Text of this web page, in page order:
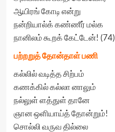
ஆயிரங் கோடி என்று
நன்றியால்க் கண்ணீர் மல்க
நானிலம் கூறக் கேட்டேன்! (74)
பற்றறுத் தோன்தாள் பணி
கல்லில் வடித்த சிற்பம்
கணக்கில் கல்லா னாலும்
நல்லுள் ளத்துள் தானே
ஞான ஒளியாய்த் தோன்றும்!
சொல்லி வருவ தில்லை